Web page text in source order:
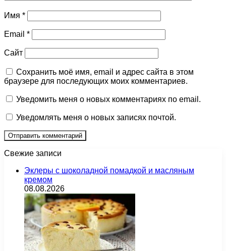
Имя *
Email *
Сайт
Сохранить моё имя, email и адрес сайта в этом
браузере для последующих моих комментариев.
Уведомить меня о новых комментариях по email.
Уведомлять меня о новых записях почтой.
Свежие записи
Эклеры с шоколадной помадкой и масляным
кремом
08.08.2026